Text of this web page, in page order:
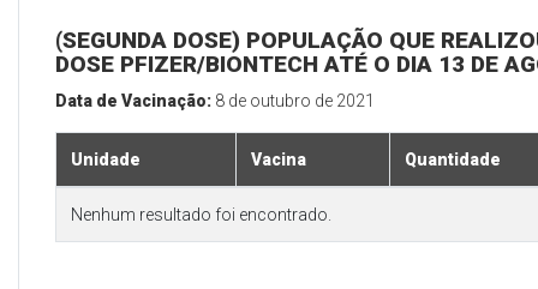
(SEGUNDA DOSE) POPULAÇÃO QUE
DOSE PFIZER/BIONTECH ATÉ O DIA 13 DE
Data de Vacinação: 8 de outubro de 2021
Unidade Vacina Quantidade
Nenhum resultado foi encontrado.